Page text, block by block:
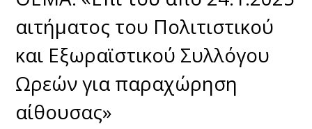
αιτήματος του Πολιτιστικού
και Εξωραϊστικού Συλλόγου
Ωρεών για παραχώρηση
αίθουσας»